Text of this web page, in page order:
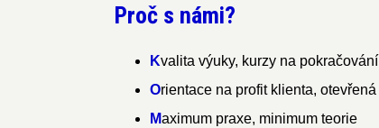
Proč s námi?
Kvalita výuky, kurzy na
Orientace na profit klienta,
Maximum praxe, minimum teorie